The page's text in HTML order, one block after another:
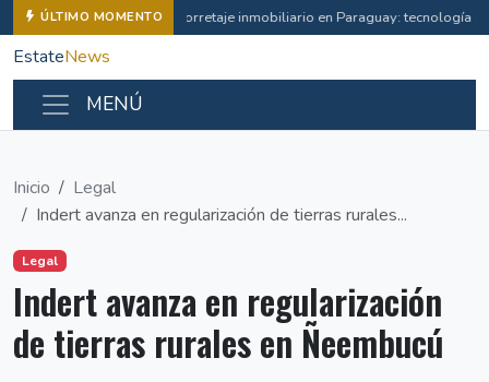
ÚLTIMO MOMENTO Corretaje inmobiliario en Paraguay: tecnología
EstateNews
MENÚ
Inicio
Legal
Indert avanza en regularización de tierras rurales...
Legal
Indert avanza en regularización
de tierras rurales en Ñeembucú